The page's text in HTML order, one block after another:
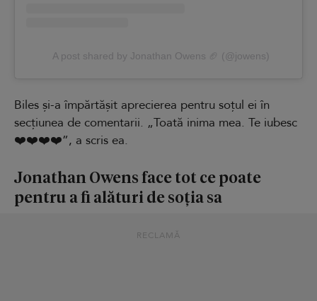
A post shared by Jonathan Owens 🏈 (@jowens)
Biles și-a împărtășit aprecierea pentru soțul ei în
secțiunea de comentarii. „Toată inima mea. Te iubesc
❤️❤️❤️❤️”, a scris ea.
Jonathan Owens face tot ce poate
pentru a fi alături de soția sa
RECLAMĂ